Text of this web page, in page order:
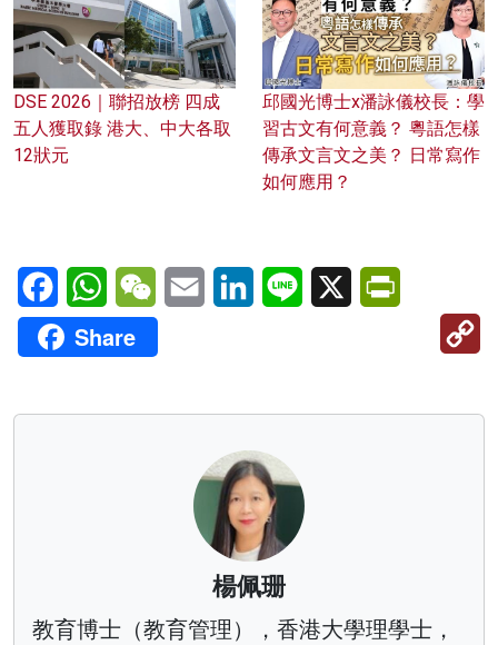
DSE 2026｜聯招放榜 四成
五人獲取錄 港大、中大各取
12狀元
邱國光博士x潘詠儀校長：學
習古文有何意義？ 粵語怎樣
傳承文言文之美？ 日常寫作
如何應用？
FacebookWhatsAppWeChatEmail LinkedInLine X
Share
楊佩珊
教育博士（教育管理），香港大學理學士，